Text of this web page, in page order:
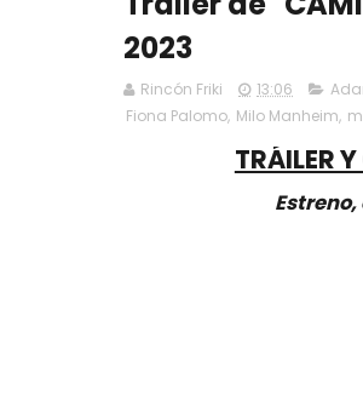
2023
Rincón Friki 13:06
Fiona Palomo, Milo Manheim,
TRÁILER